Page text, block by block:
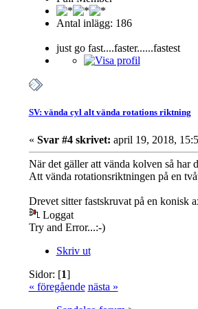
Antal inlägg: 186
just go fast....faster......fastest
SV: vända cyl alt vända rotations riktning
« Svar #4 skrivet: april 19, 2018,
När det gäller att vända kolven så har
Att vända rotationsriktningen på en
Drevet sitter fastskruvat på en konisk
Loggat
Try and Error...:-)
Skriv ut
Sidor: [1]
« föregående nästa »